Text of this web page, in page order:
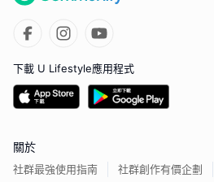
下載 U Lifestyle應用程式
關於
社群最強使用指南 社群創作有價企劃